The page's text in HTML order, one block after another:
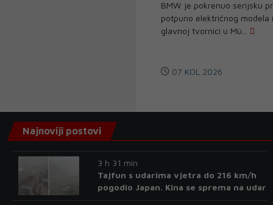
BMW je pokrenuo serijsku
potpuno električnog modela
glavnoj tvornici u Mü...
07 KOL 2026
Najnoviji postovi
3 h 31 min
Tajfun s udarima vjetra do 216 km/h
pogodio Japan. Kina se sprema na udar